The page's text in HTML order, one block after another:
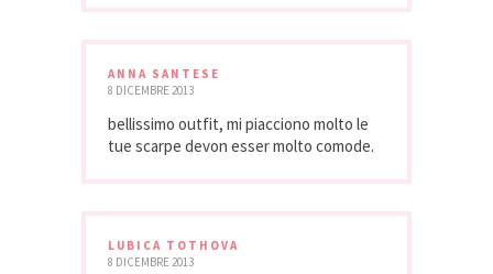
ANNA SANTESE
8 DICEMBRE 2013
bellissimo outfit, mi piacciono molto le
tue scarpe devon esser molto comode.
LUBICA TOTHOVA
8 DICEMBRE 2013